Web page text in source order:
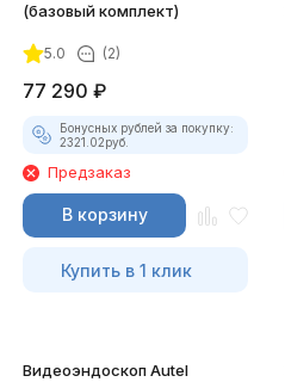
(базовый комплект)
5.0 (2)
77 290 ₽
Бонусных рублей за покупку:
2321.02руб.
Предзаказ
В корзину
Купить в 1 клик
Видеоэндоскоп Autel